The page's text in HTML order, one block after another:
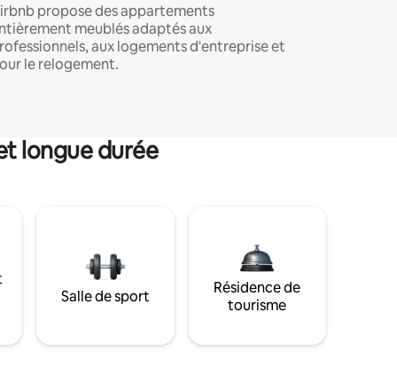
propose des appartements
meublés adaptés aux
aux logements d'entreprise et
le relogement.
longue durée
Salle de sport
Résidence de
tourisme